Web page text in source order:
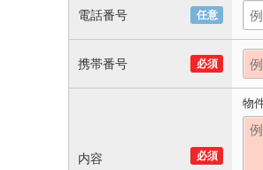
電話番号 任意
携帯番号 必須
内容 必須
物